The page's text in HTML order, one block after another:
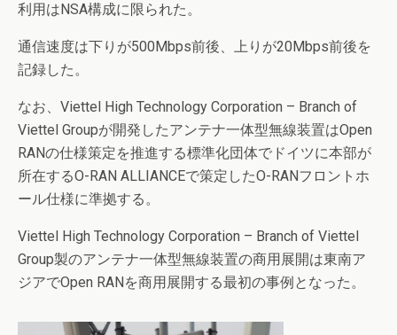
利用はNSA構成に限られた。
通信速度は下りが500Mbps前後、上りが20Mbps前後を
記録した。
なお、Viettel High Technology Corporation – Branch of
Viettel Groupが開発したアンテナ一体型無線装置はOpen
RANの仕様策定を推進する標準化団体でドイツに本部が
所在するO-RAN ALLIANCEで策定したO-RANフロントホ
ール仕様に準拠する。
Viettel High Technology Corporation – Branch of Viettel
Group製のアンテナ一体型無線装置の商用展開は東南ア
ジアでOpen RANを商用展開する最初の事例となった。